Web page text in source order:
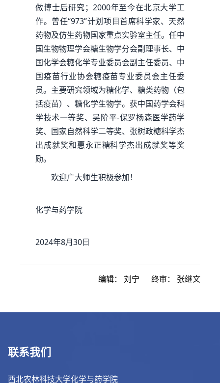
做博士后研究；2000年至今在北京大学工
作。曾任“973”计划项目首席科学家、天然
药物及仿生药物国家重点实验室主任。任中
国生物物理学会糖生物学分会副理事长、中
国化学会糖化学专业委员会副主任委员、中
国疫苗行业协会糖疫苗专业委员会主任委
员。主要研究领域为糖化学、糖类药物（包
括疫苗）、糖化学生物学。获中国药学会科
学技术一等奖、吴阶平-保罗杨森医学药学
奖、国家自然科学二等奖、张树政糖科学杰
出成就奖和惠永正糖科学杰出成就奖等奖
励。
欢迎广大师生积极参加！
化学与药学院
2024年8月30日
编辑： 刘宁 终审： 张继文
联系我们
西北农林科技大学化学与药学院